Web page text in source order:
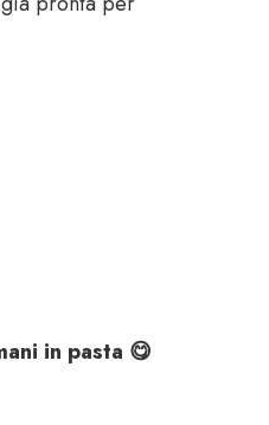
in pasta 😋